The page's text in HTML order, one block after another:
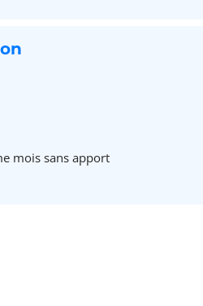
mois sans apport